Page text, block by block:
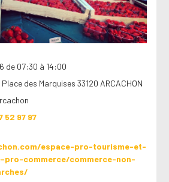
de 07:30 à 14:00
des Marquises 33120 ARCACHON
52 97 97
espace-pro-tourisme-et-
pro-commerce/commerce-non-